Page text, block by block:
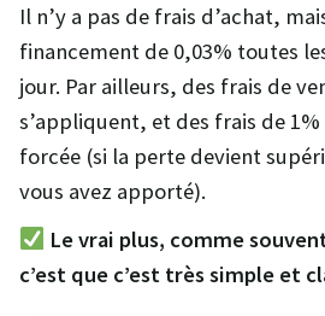
Il n’y a pas de frais d’achat,
financement de 0,03% toutes
jour. Par ailleurs, des frais de
s’appliquent, et des frais de
forcée (si la perte devient
vous avez apporté).
Le vrai plus, comme
c’est que c’est très simple et